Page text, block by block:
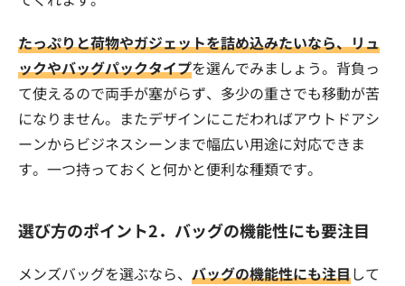
たっぷりと荷物やガジェットを詰め込みたいなら、リュ
ックやバッグパックタイプを選んでみましょう。背負っ
て使えるので両手が塞がらず、多少の重さでも移動が苦
になりません。またデザインにこだわればアウトドアシ
ーンからビジネスシーンまで幅広い用途に対応できま
す。一つ持っておくと何かと便利な種類です。
選び方のポイント2．バッグの機能性にも要注目
メンズバッグを選ぶなら、 バッグの機能性にも注目して